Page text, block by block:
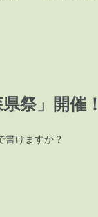
祭」開催！
書けますか？